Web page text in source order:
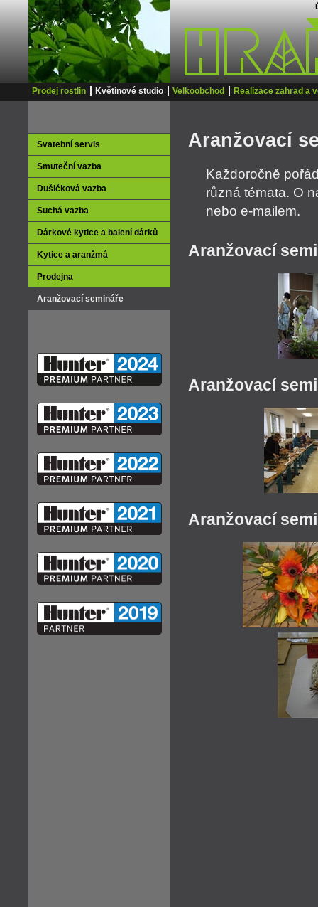
Prodej rostlin Květinové studio Velkoobchod Realizace zahrad a
Svatební servis
Smuteční vazba
Dušičková vazba
Suchá vazba
Dárkové kytice a balení dárků
Kytice a aranžmá
Prodejna
Aranžovací semináře
Aranžovací
Každoročně
různá témata. O
nebo e-mailem.
Aranžovací
Aranžovací
Aranžovací